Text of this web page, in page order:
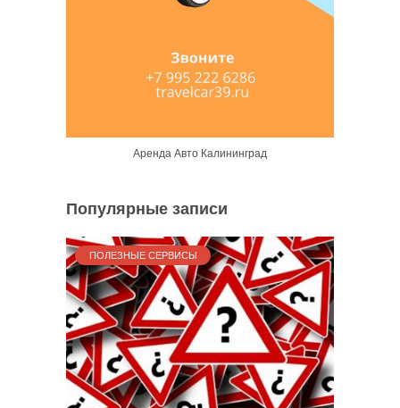
Аренда Авто Калининград
Популярные записи
ПОЛЕЗНЫЕ СЕРВИСЫ